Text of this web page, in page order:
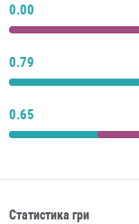
0.00
0.79
0.65
Статистика гри